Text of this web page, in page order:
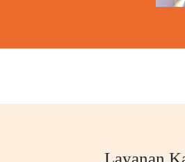
Layanan